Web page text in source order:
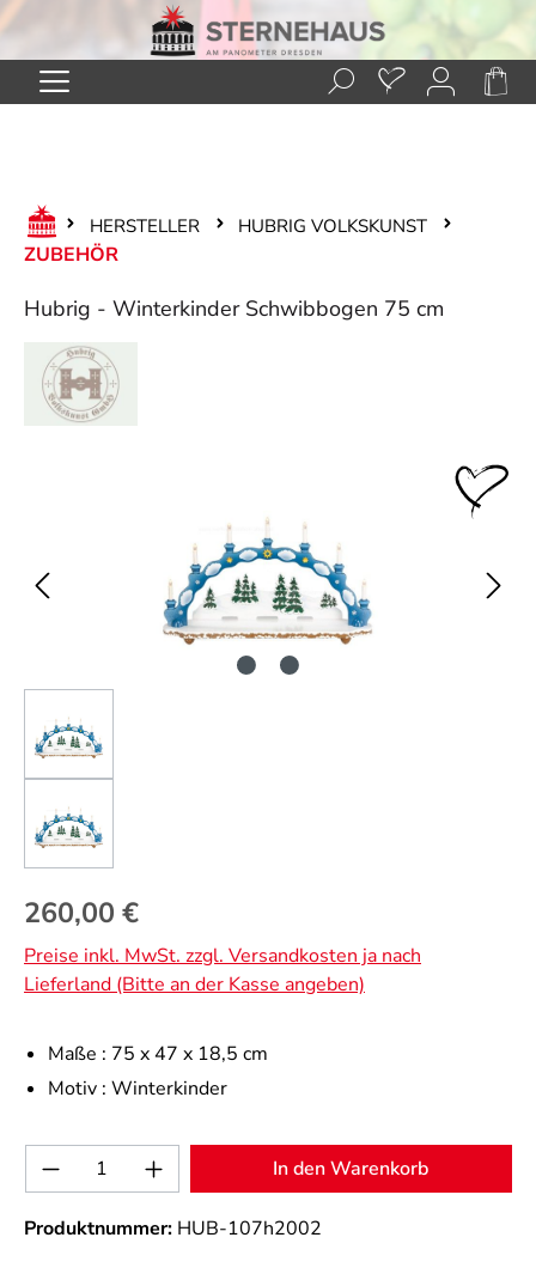
Zum Hauptinhalt springen
HERSTELLER HUBRIG VOLKSKUNST
ZUBEHÖR
Hubrig - Winterkinder Schwibbogen 75 cm
Regulärer Preis:
260,00 €
Preise inkl. MwSt. zzgl. Versandkosten ja nach
Lieferland (Bitte an der Kasse angeben)
Maße : 75 x 47 x 18,5 cm
Motiv : Winterkinder
Produkt Anzahl: Gib den gewünschten
In den Warenkorb
Produktnummer: HUB-107h2002